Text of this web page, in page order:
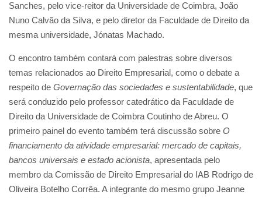
Sanches, pelo vice-reitor da Universidade de Coimbra, João
Nuno Calvão da Silva, e pelo diretor da Faculdade de Direito da
mesma universidade, Jónatas Machado.
O encontro também contará com palestras sobre diversos
temas relacionados ao Direito Empresarial, como o debate a
respeito de Governação das sociedades e sustentabilidade, que
será conduzido pelo professor catedrático da Faculdade de
Direito da Universidade de Coimbra Coutinho de Abreu. O
primeiro painel do evento também terá discussão sobre O
financiamento da atividade empresarial: mercado de capitais,
bancos universais e estado acionista, apresentada pelo
membro da Comissão de Direito Empresarial do IAB Rodrigo de
Oliveira Botelho Corrêa. A integrante do mesmo grupo Jeanne